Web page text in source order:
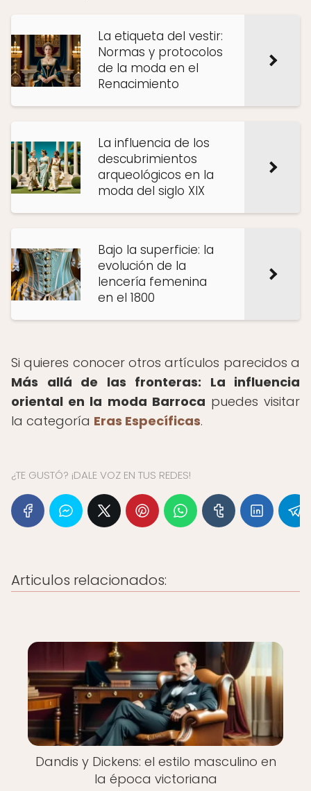
La etiqueta del vestir:
Normas y protocolos
de la moda en el
Renacimiento
La influencia de los
descubrimientos
arqueológicos en la
moda del siglo XIX
Bajo la superficie: la
evolución de la
lencería femenina
en el 1800
Si quieres conocer otros artículos parecidos a
Más allá de las fronteras: La influencia
oriental en la moda Barroca puedes visitar
la categoría Eras Específicas.
¿TE GUSTÓ? ¡DALE VOZ EN TUS REDES!
Articulos relacionados:
Dandis y Dickens: el estilo masculino en
la época victoriana